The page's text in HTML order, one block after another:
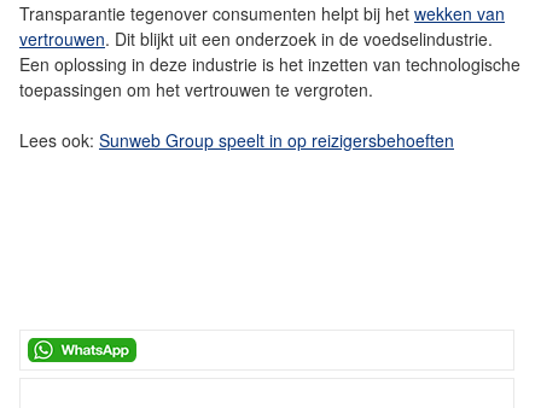
Transparantie tegenover consumenten helpt bij het wekken van
vertrouwen. Dit blijkt uit een onderzoek in de voedselindustrie.
Een oplossing in deze industrie is het inzetten van technologische
toepassingen om het vertrouwen te vergroten.
Lees ook: Sunweb Group speelt in op reizigersbehoeften